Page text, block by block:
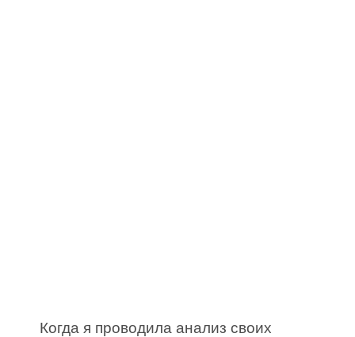
Когда я проводила анализ своих